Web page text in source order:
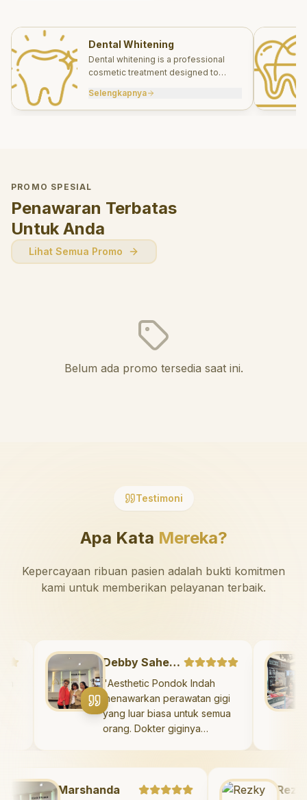
Dental Whitening
Dental whitening is a professional
cosmetic treatment designed to
effectively.
Selengkapnya
PROMO SPESIAL
Penawaran Terbatas
Untuk Anda
Lihat Semua Promo
Belum ada promo tersedia saat ini.
Testimoni
Apa Kata Mereka?
Kepercayaan ribuan pasien adalah bukti komitmen
kami untuk memberikan pelayanan terbaik.
Debby Sahertian
"Aesthetic Pondok Indah
menawarkan perawatan gigi
yang luar biasa untuk semua
orang. Dokter giginya
mengedukasi pasien tentang
kesehatan gigi dan mulut
Marshanda Rezky